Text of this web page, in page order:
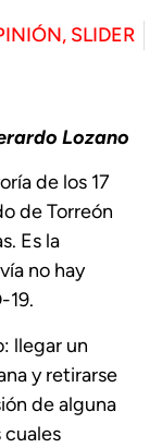
, SLIDER
Lozano
de los 17
de Torreón
Es la
no hay
19.
llegar un
y retirarse
de alguna
cuales